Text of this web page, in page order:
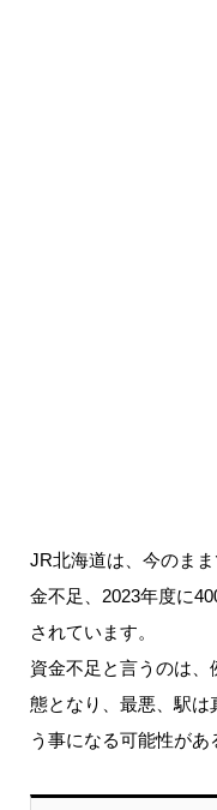
JR北海道は、今のま
金不足、2023年度に
されています。
資金不足と言うのは
態となり、最悪、駅
う事になる可能性があ